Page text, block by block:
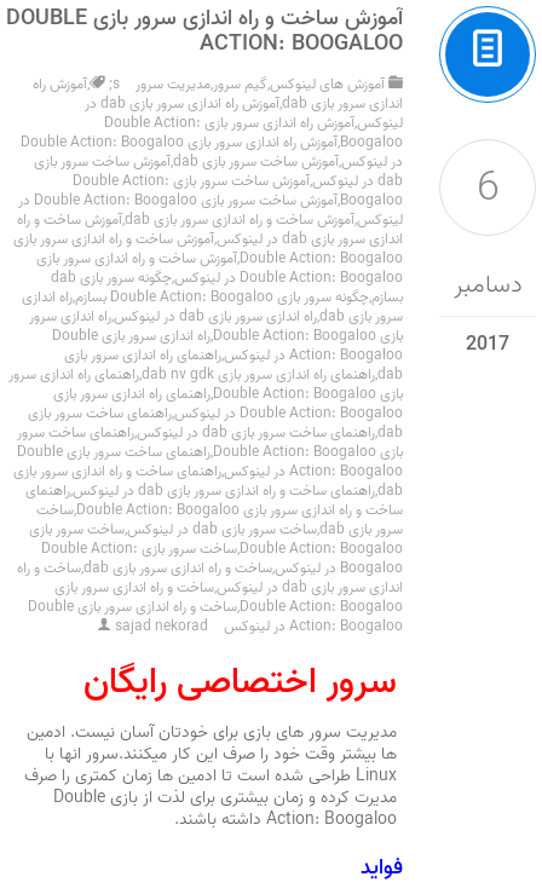
6
دسامبر
2017
آموزش ساخت و راه اندازی سرور بازی DOUBLE
ACTION: BOOGALOO
آموزش های لینوکس,گیم سرور,مدیریت سرور ;s
,آموزش راه
اندازی سرور بازی dab
,
آموزش راه اندازی سرور بازی dab در
لینوکس,
آموزش راه اندازی سرور بازی Double Action:
Boogaloo
,
آموزش راه اندازی سرور بازی Double Action: Boogaloo
در لینوکس,آموزش ساخت سرور بازی dab ,آموزش ساخت سرور بازی
dab در لینوکس
,
آموزش ساخت سرور بازی Double Action:
Boogaloo
,
آموزش ساخت سرور بازی Double Action: Boogaloo در
لینوکس,آموزش ساخت و راه اندازی سرور بازی dab ,آموزش ساخت و راه
اندازی سرور بازی dab در لینوکس
,آموزش ساخت و راه اندازی سرور بازی
Double Action: Boogaloo
,آموزش ساخت و راه اندازی سرور بازی
Double Action: Boogaloo در لینوکس
,
چگونه سرور بازی dab
بسازم,چگونه سرور بازی Double Action: Boogaloo بسازم ,راه اندازی
سرور بازی dab
,راه اندازی سرور بازی dab در لینوکس ,راه اندازی سرور
بازی Double Action: Boogaloo
,
راه اندازی سرور بازی Double
Action: Boogaloo در لینوکس
,راهنمای راه اندازی سرور بازی
dab
,راهنمای راه اندازی سرور بازی dab nv gdk ,راهنمای راه اندازی سرور
بازی Double Action: Boogaloo
,راهنمای راه اندازی سرور بازی
Double Action: Boogaloo در لینوکس
,راهنمای ساخت سرور بازی
dab
,راهنمای ساخت سرور بازی dab در لینوکس ,راهنمای ساخت سرور
بازی Double Action: Boogaloo
,
راهنمای ساخت سرور بازی Double
Action: Boogaloo در لینوکس
,راهنمای ساخت و راه اندازی سرور بازی
dab
,راهنمای ساخت و راه اندازی سرور بازی dab در لینوکس ,راهنمای
ساخت و راه اندازی سرور بازی Double Action: Boogaloo
,ساخت
سرور بازی dab
,ساخت سرور بازی dab در لینوکس ,ساخت سرور بازی
Double Action: Boogaloo
,
ساخت سرور بازی Double Action:
Boogaloo در لینوکس
,ساخت و راه اندازی سرور بازی dab ,ساخت و راه
اندازی سرور بازی dab در لینوکس
,ساخت و راه اندازی سرور بازی
Double Action: Boogaloo
,
ساخت و راه اندازی سرور بازی Double
Action: Boogaloo در لینوکس
sajad nekorad
سرور اختصاصی رایگان
مدیریت سرور های بازی برای خودتان آسان نیست. ادمین
ها بیشتر وقت خود را صرف این کار میکنند.سرور انها با
Linux طراحی شده است تا ادمین ها زمان کمتری را صرف
مدیرت کرده و زمان بیشتری برای لذت از بازی Double
Action: Boogaloo داشته باشند.
فواید